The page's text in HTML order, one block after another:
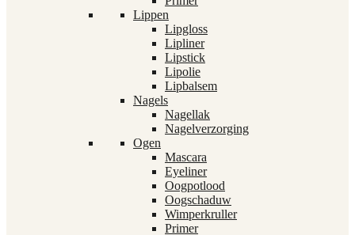
Lippen
Lipgloss
Lipliner
Lipstick
Lipolie
Lipbalsem
Nagels
Nagellak
Nagelverzorging
Ogen
Mascara
Eyeliner
Oogpotlood
Oogschaduw
Wimperkruller
Primer